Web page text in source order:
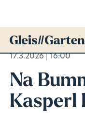
17.3.2026 16:00
Na
Kasperl